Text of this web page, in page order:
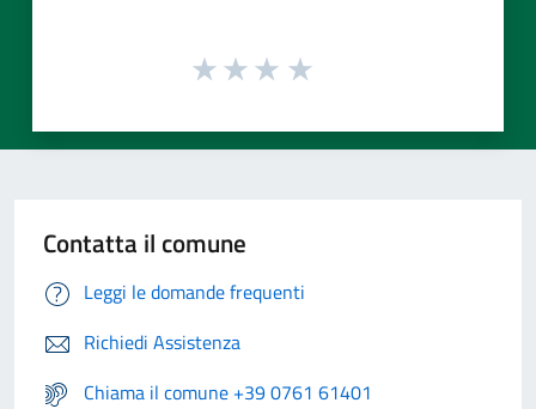
Contatta il comune
Leggi le domande frequenti
Richiedi Assistenza
Chiama il comune +39 0761 61401